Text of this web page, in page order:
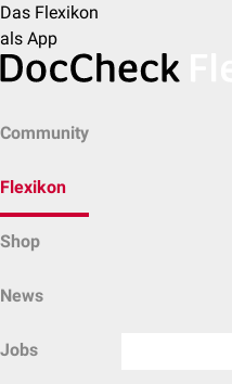
Das Flexikon
als App
Community
Flexikon
Shop
News
Jobs